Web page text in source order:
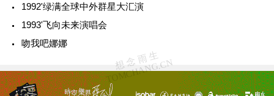
1992'绿满全球中外群星大汇演
1993'飞向未来演唱会
吻我吧娜娜